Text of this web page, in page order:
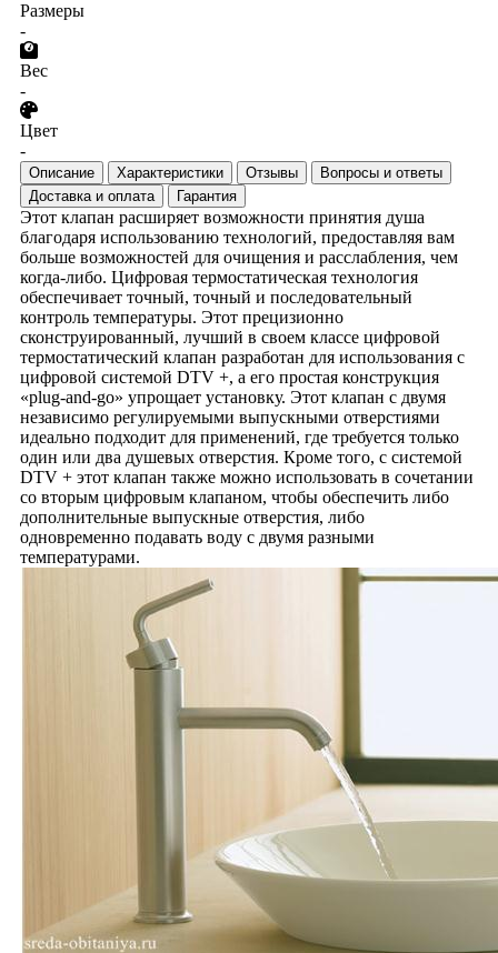
Размеры
-
Вес
-
Цвет
-
Описание Характеристики Отзывы
Вопросы и ответы
Доставка и оплата
Гарантия
Этот клапан расширяет возможности принятия душа
благодаря использованию технологий, предоставляя вам
больше возможностей для очищения и расслабления, чем
когда-либо. Цифровая термостатическая технология
обеспечивает точный, точный и последовательный
контроль температуры. Этот прецизионно
сконструированный, лучший в своем классе цифровой
термостатический клапан разработан для использования с
цифровой системой DTV +, а его простая конструкция
«plug-and-go» упрощает установку. Этот клапан с двумя
независимо регулируемыми выпускными отверстиями
идеально подходит для применений, где требуется только
один или два душевых отверстия. Кроме того, с системой
DTV + этот клапан также можно использовать в сочетании
со вторым цифровым клапаном, чтобы обеспечить либо
дополнительные выпускные отверстия, либо
одновременно подавать воду с двумя разными
температурами.